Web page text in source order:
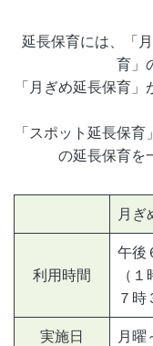
延長保育には、「
育」
「月ぎめ延長保育
「スポット延長保
の延長保育を
月ぎ
利用時間
午後
（
７時
実施日 月曜